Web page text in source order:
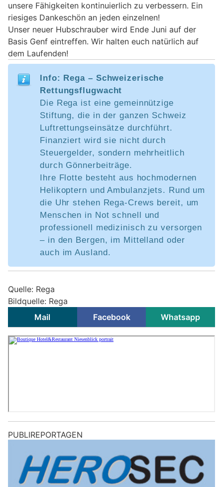
unsere Fähigkeiten kontinuierlich zu verbessern. Ein
riesiges Dankeschön an jeden einzelnen!
Unser neuer Hubschrauber wird Ende Juni auf der
Basis Genf eintreffen. Wir halten euch natürlich auf
dem Laufenden!
Info: Rega – Schweizerische
Rettungsflugwacht
Die Rega ist eine gemeinnützige
Stiftung, die in der ganzen Schweiz
Luftrettungseinsätze durchführt.
Finanziert wird sie nicht durch
Steuergelder, sondern mehrheitlich
durch Gönnerbeiträge.
Ihre Flotte besteht aus hochmodernen
Helikoptern und Ambulanzjets. Rund um
die Uhr stehen Rega-Crews bereit, um
Menschen in Not schnell und
professionell medizinisch zu versorgen
– in den Bergen, im Mittelland oder
auch im Ausland.
Quelle: Rega
Bildquelle: Rega
Mail
Facebook Whatsapp
PUBLIREPORTAGEN